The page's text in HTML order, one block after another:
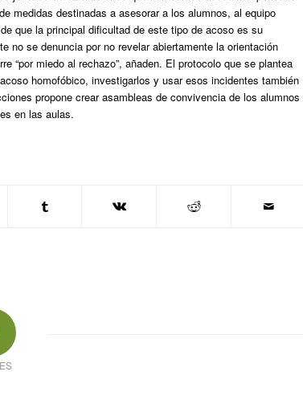
medidas destinadas a asesorar a los alumnos, al equipo
que la principal dificultad de este tipo de acoso es su
no se denuncia por no revelar abiertamente la orientación
“por miedo al rechazo”, añaden. El protocolo que se plantea
homofóbico, investigarlos y usar esos incidentes también
propone crear asambleas de convivencia de los alumnos
en las aulas.